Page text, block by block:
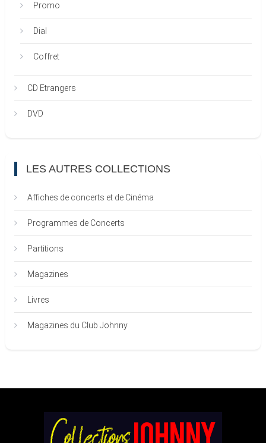
Promo
Dial
Coffret
CD Etrangers
DVD
LES AUTRES COLLECTIONS
Affiches de concerts et de Cinéma
Programmes de Concerts
Partitions
Magazines
Livres
Magazines du Club Johnny